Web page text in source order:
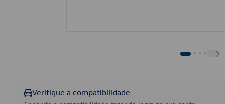
Verifique a compatibilidade